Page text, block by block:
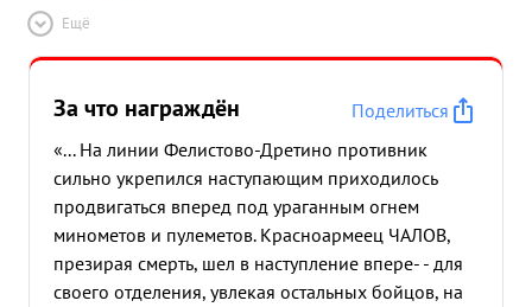
Ещё
За что награждён
Поделиться
«... На линии Фелистово-Дретино противник
сильно укрепился наступающим приходилось
продвигаться вперед под ураганным огнем
минометов и пулеметов. Красноармеец ЧАЛОВ,
презирая смерть, шел в наступление впере- - для
своего отделения, увлекая остальных бойцов, на